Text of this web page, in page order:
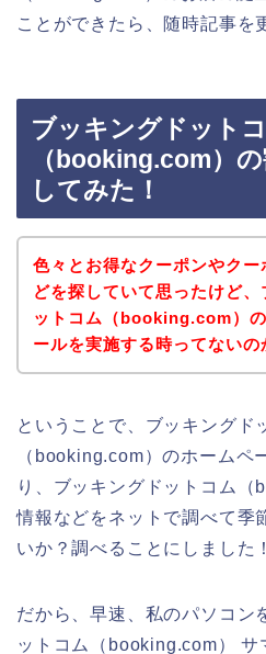
ことができたら、随時記事を
ブッキングドット
（booking.com）
してみた！
色々とお得なクーポンやクー
どを探していて思ったけど、
ットコム（booking.com）
ールを実施する時ってないの
ということで、ブッキングド
（booking.com）のホームペ
り、ブッキングドットコム（
情報などをネットで調べて季
いか？調べることにしました！
だから、早速、私のパソコン
ットコム（booking.com） サ